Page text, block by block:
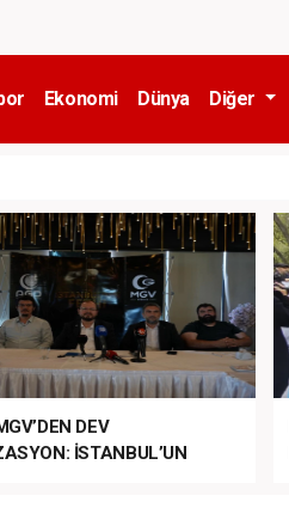
Ekonomi Dünya Diğer
DEV
İSTANBUL’UN